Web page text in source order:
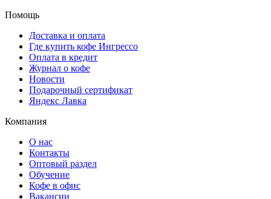
Помощь
Доставка и оплата
Где купить кофе Ингрессо
Оплата в кредит
Журнал о кофе
Новости
Подарочный сертификат
Яндекс Лавка
Компания
О нас
Контакты
Оптовый раздел
Обучение
Кофе в офис
Вакансии